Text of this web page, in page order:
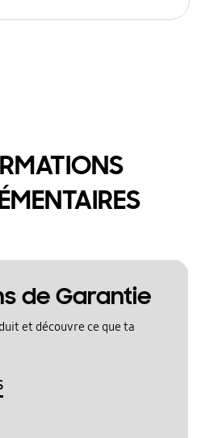
de Garantie
et découvre ce que ta